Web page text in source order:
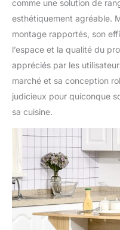
comme une solution de
esthétiquement agréable.
montage rapportés, son
l’espace et la qualité du
appréciés par les
marché et sa conception
judicieux pour quiconque
sa cuisine.